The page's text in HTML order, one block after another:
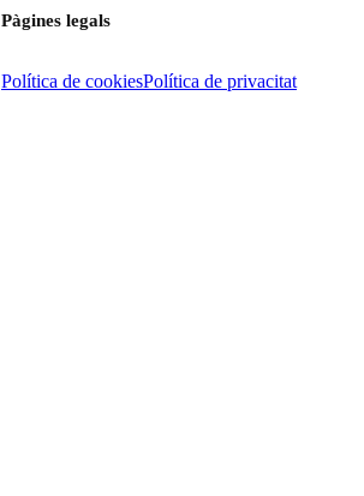
Pàgines legals
Política de cookiesPolítica de privacitat